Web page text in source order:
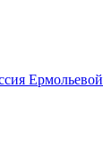
Ермольевой